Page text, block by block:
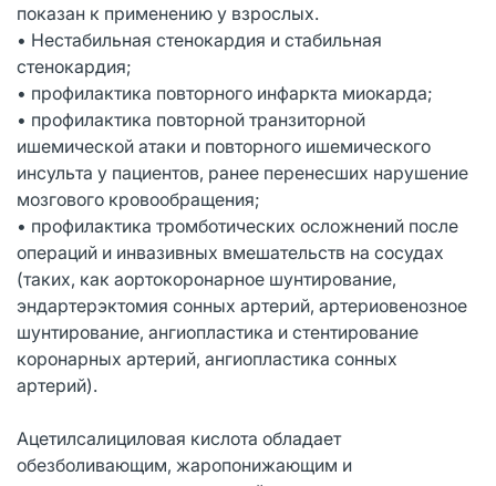
показан к применению у взрослых.
• Нестабильная стенокардия и стабильная
стенокардия;
• профилактика повторного инфаркта миокарда;
• профилактика повторной транзиторной
ишемической атаки и повторного ишемического
инсульта у пациентов, ранее перенесших нарушение
мозгового кровообращения;
• профилактика тромботических осложнений после
операций и инвазивных вмешательств на сосудах
(таких, как аортокоронарное шунтирование,
эндартерэктомия сонных артерий, артериовенозное
шунтирование, ангиопластика и стентирование
коронарных артерий, ангиопластика сонных
артерий).
Ацетилсалициловая кислота обладает
обезболивающим, жаропонижающим и